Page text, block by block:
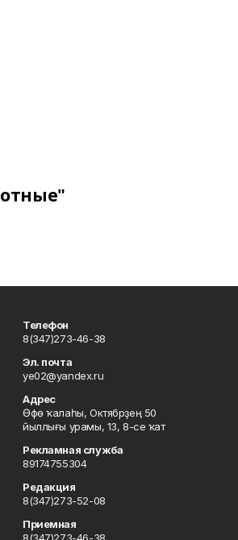
Телефон
8(347)273-46-38
Эл. почта
ye02@yandex.ru
Адрес
Өфө ҡалаһы, Октябрҙең 50
йыллығы урамы, 13, 8-се ҡат
Рекламная служба
89174755304
Редакция
8(347)273-52-08
Приемная